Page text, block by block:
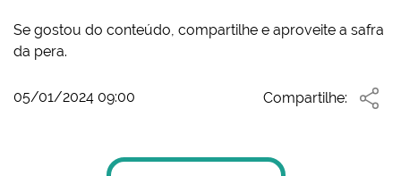
Se gostou do conteúdo, compartilhe e aproveite a safra
da pera.
05/01/2024 09:00 Compartilhe: